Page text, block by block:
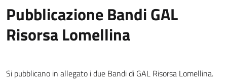
Pubblicazione Bandi GAL
Risorsa Lomellina
Si pubblicano in allegato i due Bandi di GAL Risorsa Lomellina.